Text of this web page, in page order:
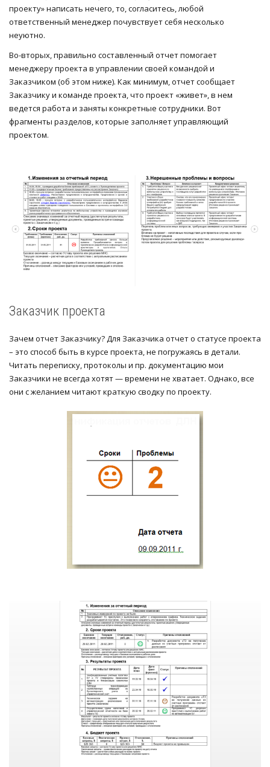
проекту» написать нечего, то, согласитесь, любой
ответственный менеджер почувствует себя несколько
неуютно.
Во-вторых, правильно составленный отчет помогает
менеджеру проекта в управлении своей командой и
Заказчиком (об этом ниже). Как минимум, отчет сообщает
Заказчику и команде проекта, что проект «живет», в нем
ведется работа и заняты конкретные сотрудники. Вот
фрагменты разделов, которые заполняет управляющий
проектом.
Заказчик проекта
Зачем отчет Заказчику? Для Заказчика отчет о статусе проекта
– это способ быть в курсе проекта, не погружаясь в детали.
Читать переписку, протоколы и пр. документацию мои
Заказчики не всегда хотят — времени не хватает. Однако, все
они с желанием читают краткую сводку по проекту.